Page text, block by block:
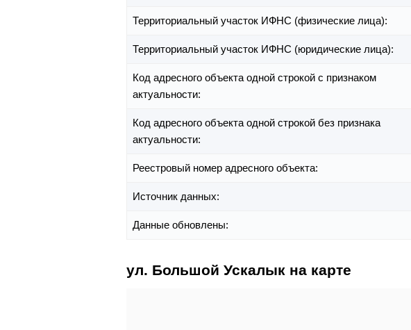
Территориальный участок ИФНС (физические лица):
Территориальный участок ИФНС (юридические лица):
Код адресного объекта одной строкой с признаком
актуальности:
Код адресного объекта одной строкой без признака
актуальности:
Реестровый номер адресного объекта:
Источник данных:
Данные обновлены:
ул. Большой Ускалык на карте